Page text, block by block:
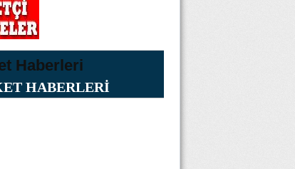
HABERLERİ